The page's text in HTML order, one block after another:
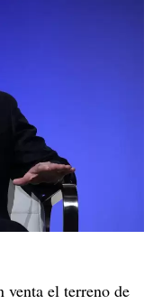
venta el terreno de